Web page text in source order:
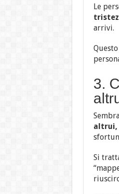
Le
arrivi.
3.
altrui,
Si